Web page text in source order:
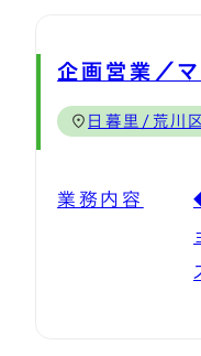
企画営業／
日暮里/荒川区
業務内容